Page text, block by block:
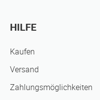
HILFE
Kaufen
Versand
Zahlungsmöglichkeiten